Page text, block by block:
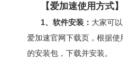
【爱加速使用方式】
1、软件安装： 大家可
爱加速官网下载页，根据使
的安装包，下载并安装。